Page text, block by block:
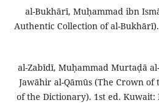
al-Bukhārī, Muḥammad ibn
Authentic Collection of al-
al-Zabīdī, Muḥammad Murtaḍā
Jawāhir al-Qāmūs (The Crown
of the Dictionary). 1st ed.